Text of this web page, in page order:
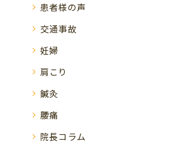
患者様の声
交通事故
妊婦
肩こり
鍼灸
腰痛
院長コラム